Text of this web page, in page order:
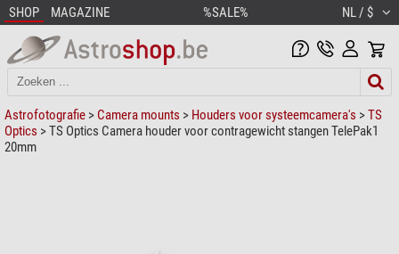
SHOP MAGAZINE %SALE% NL / $
Astrofotografie > Camera mounts > Houders voor systeemcamera's >TS
Optics > TS Optics Camera houder voor contragewicht stangen TelePak1
20mm